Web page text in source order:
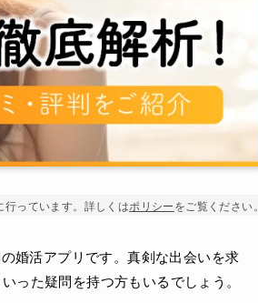
行っています。詳しくはポリシーをご覧ください。
婚活アプリです。真剣な出会いを求
った疑問を持つ方もいるでしょう。